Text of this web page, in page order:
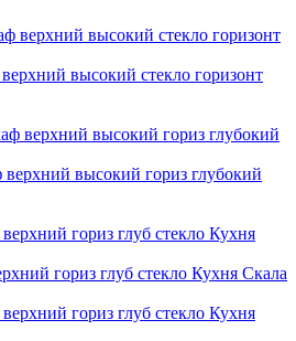
высокий стекло горизонт
высокий гориз глубокий
гориз глуб стекло Кухня Скала